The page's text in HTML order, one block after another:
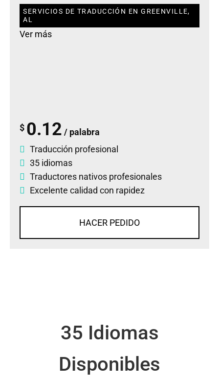
SERVICIOS DE TRADUCCIÓN EN GREENVILLE,
AL
Ver más
$ 0.12 / palabra
Traducción profesional
35 idiomas
Traductores nativos profesionales
Excelente calidad con rapidez
HACER PEDIDO
35 Idiomas
Disponibles